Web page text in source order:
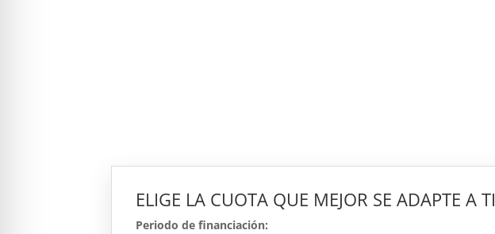
ELIGE LA CUOTA QUE MEJOR SE ADAPTE A TI
Periodo de financiación: